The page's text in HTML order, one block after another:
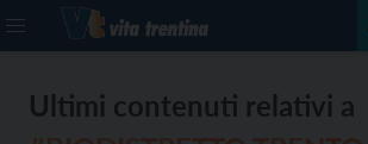
Ultimi contenuti relativi a